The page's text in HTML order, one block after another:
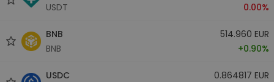
USDT
0.00%
BNB
BNB
514.960 EUR
+0.90%
USDC
0.864817 EUR